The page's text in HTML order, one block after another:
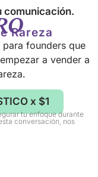
comunicación.
Rareza
founders que
a vender a
x $1
tu enfoque durante
conversación, nos